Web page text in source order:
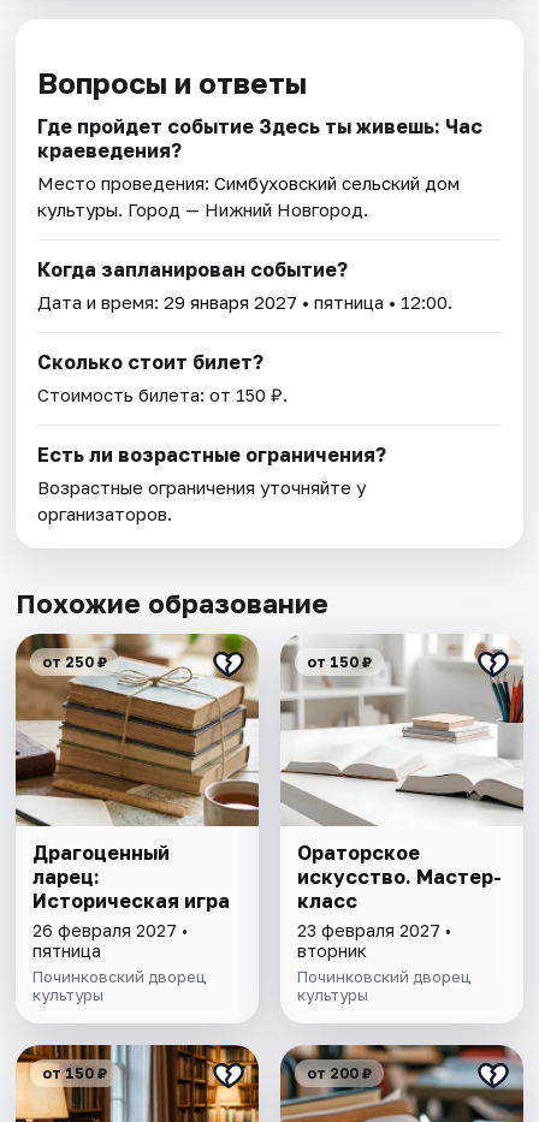
Вопросы и ответы
Где пройдет событие Здесь ты живешь: Час
краеведения?
Место проведения:Симбуховский сельский дом
культуры. Город — Нижний Новгород.
Когда запланирован событие?
Дата и время:29 января 2027 • пятница • 12:00.
Сколько стоит билет?
Стоимость билета: от 150 ₽.
Есть ли возрастные ограничения?
Возрастные ограничения уточняйте у
организаторов.
Похожие образование
от 250 ₽
Драгоценный
ларец:
Историческая игра
26 февраля 2027 •
пятница
Починковский дворец
культуры
от 150 ₽
Ораторское
искусство. Мастер-
класс
23 февраля 2027 •
вторник
Починковский дворец
культуры
от 150 ₽ от 200 ₽